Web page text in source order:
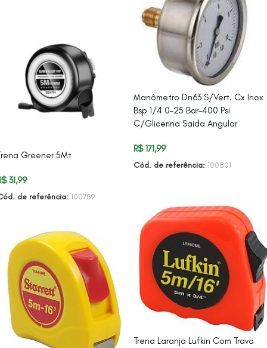
Manômetro Dn63 S/Vert. Cx Inox
Bsp 1/4 0-25 Bar-400 Psi
C/Glicerina Saida Angular
R$171,99
Cód. de referência: 100801
Greener 5Mt
31,99
de referência: 100789
Trena Laranja Lufkin Com Trava